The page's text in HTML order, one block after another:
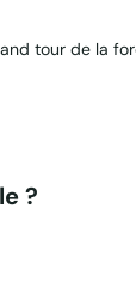
tour de la
?